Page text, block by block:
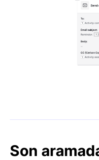
Son